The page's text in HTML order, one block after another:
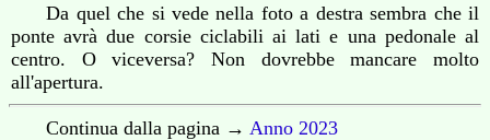
Da quel che si vede nella foto a destra sembra che il
ponte avrà due corsie ciclabili ai lati e una pedonale al
centro. O viceversa? Non dovrebbe mancare molto
all'apertura.
Continua dalla pagina → Anno 2023